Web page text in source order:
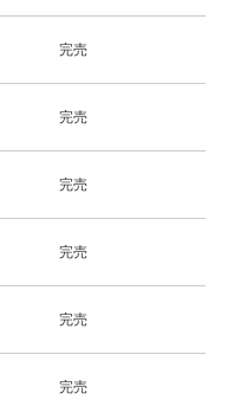
完売
完売
完売
完売
完売
完売